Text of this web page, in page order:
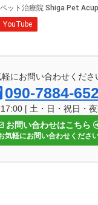
にお問い合わせくださ
090-7884-
[ 土・日・祝日・
お問い合わせはこちら
気軽にお問い合わせくださ